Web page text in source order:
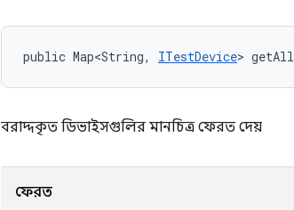
public Map<String, ITestDevice>
বরাদ্দকৃত ডিভাইসগুলির মানচিত্র ফেরত দেয়
ফেরত